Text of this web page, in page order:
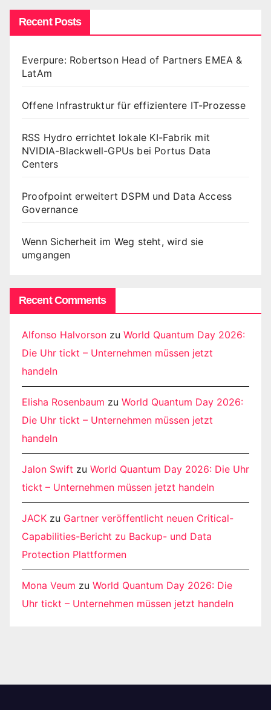
Recent Posts
Everpure: Robertson Head of Partners EMEA &
LatAm
Offene Infrastruktur für effizientere IT-Prozesse
RSS Hydro errichtet lokale KI-Fabrik mit
NVIDIA-Blackwell-GPUs bei Portus Data
Centers
Proofpoint erweitert DSPM und Data Access
Governance
Wenn Sicherheit im Weg steht, wird sie
umgangen
Recent Comments
Alfonso Halvorson zu World Quantum Day 2026:
Die Uhr tickt – Unternehmen müssen jetzt
handeln
Elisha Rosenbaum zu World Quantum Day 2026:
Die Uhr tickt – Unternehmen müssen jetzt
handeln
Jalon Swift zu World Quantum Day 2026: Die Uhr
tickt – Unternehmen müssen jetzt handeln
JACK zu Gartner veröffentlicht neuen Critical-
Capabilities-Bericht zu Backup- und Data
Protection Plattformen
Mona Veum zu World Quantum Day 2026: Die
Uhr tickt – Unternehmen müssen jetzt handeln